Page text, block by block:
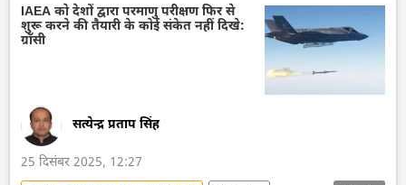
अमेरिका
वाशिंगटन
वाशिंगटन डीसी
व्हाइट हाउस
द्विपक्षीय रिश्ते
IAEA को देशों द्वारा परमाणु परीक्षण फिर से
शुरू करने की तैयारी के कोई संकेत नहीं दिखे:
ग्रॉसी
सत्येन्द्र प्रताप सिंह
25 दिसंबर 2025, 12:27